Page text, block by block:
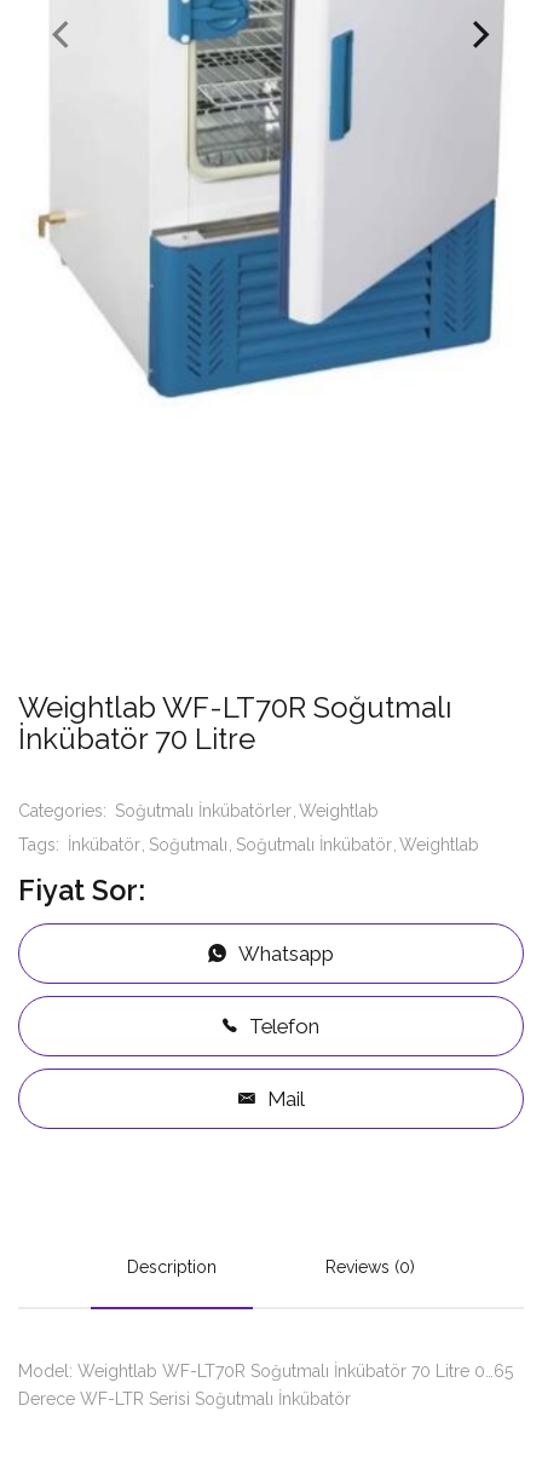
Weightlab WF-LT70R Soğutmalı
İnkübatör 70 Litre
Categories: Soğutmalı İnkübatörler Weightlab
Tags: İnkübatör Soğutmalı Soğutmalı İnkübatör Weightlab
Fiyat Sor:
Whatsapp
Telefon
Mail
Description Reviews (0)
Model: Weightlab WF-LT70R Soğutmalı İnkübatör 70 Litre 0…65
Derece WF-LTR Serisi Soğutmalı İnkübatör